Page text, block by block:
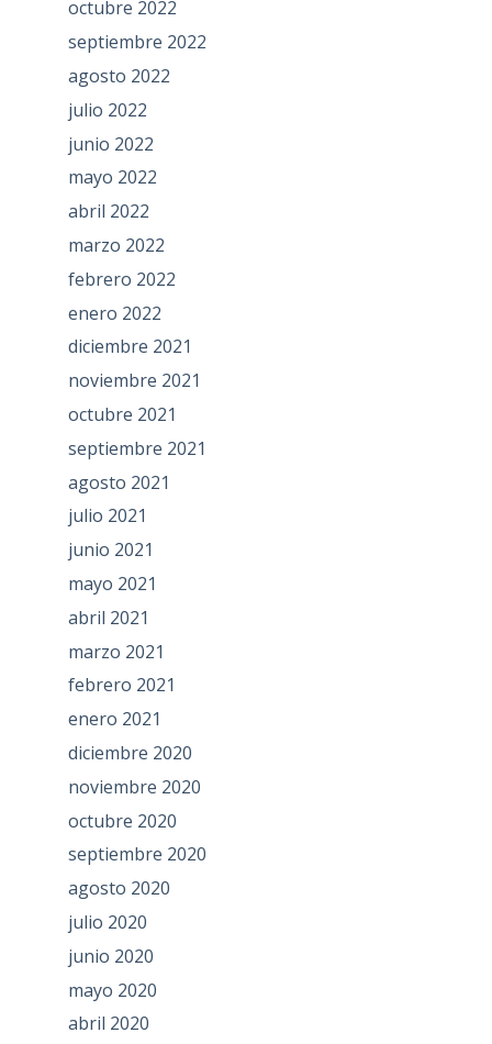
octubre 2022
septiembre 2022
agosto 2022
julio 2022
junio 2022
mayo 2022
abril 2022
marzo 2022
febrero 2022
enero 2022
diciembre 2021
noviembre 2021
octubre 2021
septiembre 2021
agosto 2021
julio 2021
junio 2021
mayo 2021
abril 2021
marzo 2021
febrero 2021
enero 2021
diciembre 2020
noviembre 2020
octubre 2020
septiembre 2020
agosto 2020
julio 2020
junio 2020
mayo 2020
abril 2020